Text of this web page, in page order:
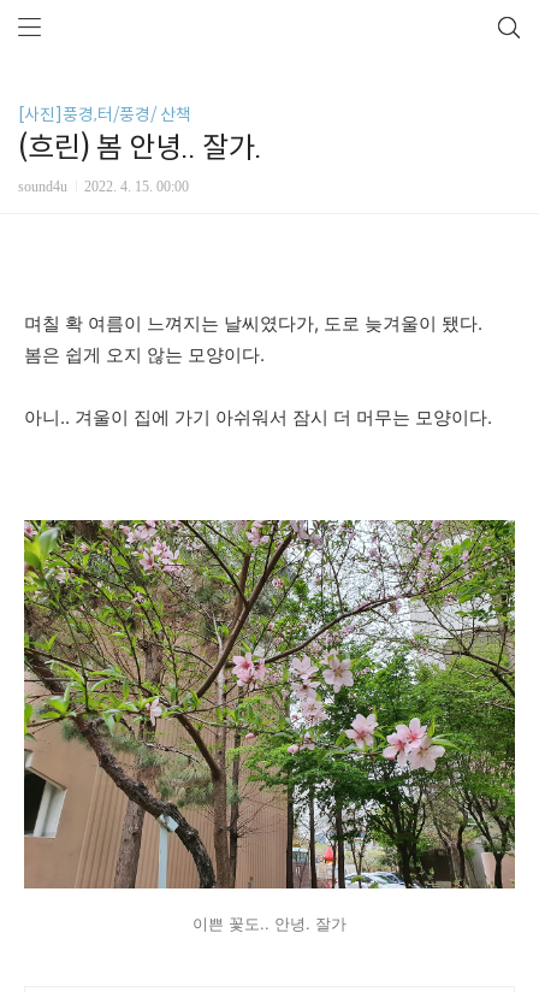
[사진]풍경,터/풍경/ 산책
(흐린) 봄 안녕.. 잘가.
sound4u 2022. 4. 15. 00:00
며칠 확 여름이 느껴지는 날씨였다가, 도로 늦겨울이 됐다.
봄은 쉽게 오지 않는 모양이다.
아니.. 겨울이 집에 가기 아쉬워서 잠시 더 머무는 모양이다.
이쁜 꽃도.. 안녕. 잘가